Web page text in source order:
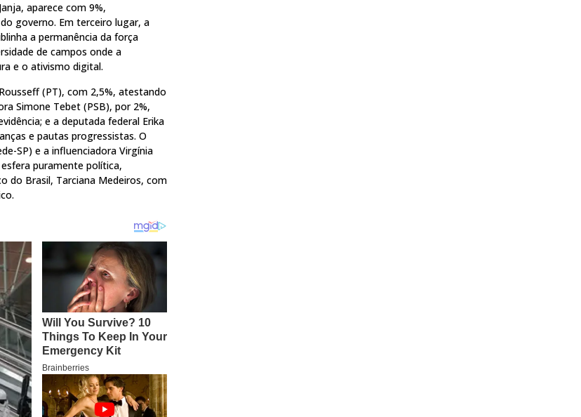
aparece com 9%,
governo. Em terceiro lugar, a
a permanência da força
de campos onde a
e o ativismo digital.
(PT), com 2,5%, atestando
Simone Tebet (PSB), por 2%,
e a deputada federal Erika
e pautas progressistas. O
SP) e a influenciadora Virgínia
puramente política,
do Brasil, Tarciana Medeiros, com